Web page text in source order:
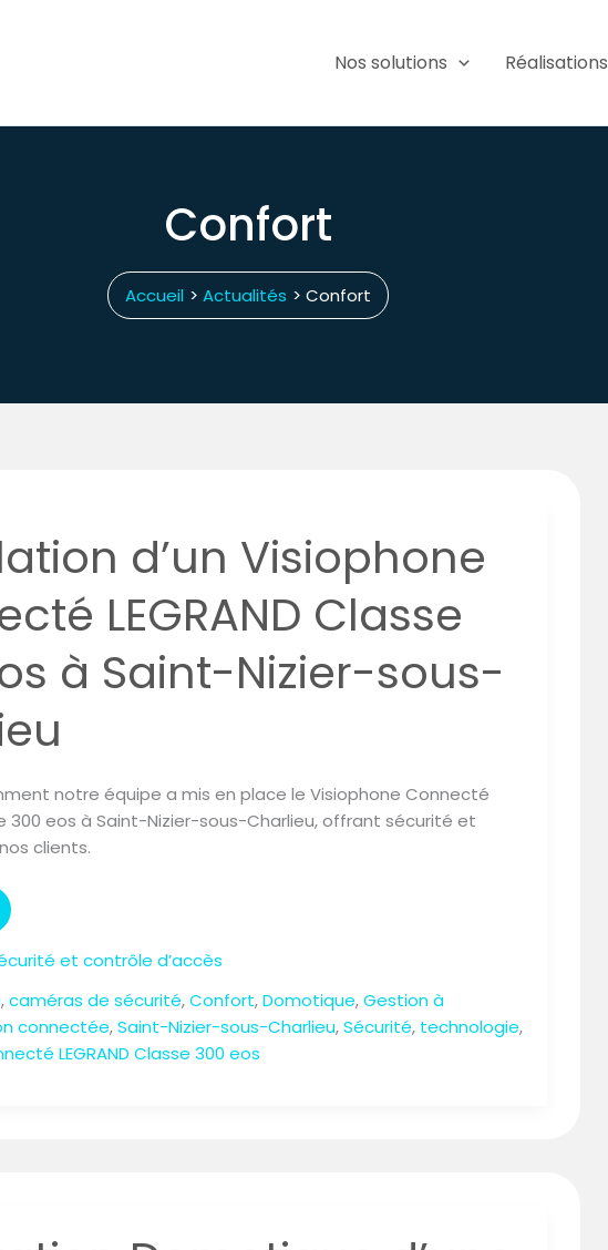
Nos solutions Réalisations
Confort
Accueil Actualités Confort
d’un Visiophone
LEGRAND Classe
à Saint-Nizier-sous-
notre équipe a mis en place le Visiophone Connecté
300 eos à Saint-Nizier-sous-Charlieu, offrant sécurité et
clients.
et contrôle d’accès
,caméras de sécurité,Confort,Domotique,Gestion à
connectée,Saint-Nizier-sous-Charlieu,Sécurité, technologie,
LEGRAND Classe 300 eos